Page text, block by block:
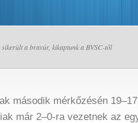
sikerült a bravúr, kikaptunk a BVSC-től
második mérkőzésén
már 2–0-ra vezetnek az